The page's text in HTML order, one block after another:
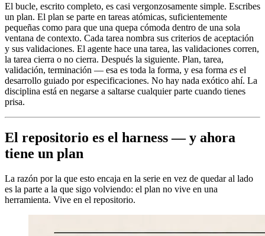
El bucle, escrito completo, es casi vergonzosamente simple. Escribes
un plan. El plan se parte en tareas atómicas, suficientemente
pequeñas como para que una quepa cómoda dentro de una sola
ventana de contexto. Cada tarea nombra sus criterios de aceptación
y sus validaciones. El agente hace una tarea, las validaciones corren,
la tarea cierra o no cierra. Después la siguiente. Plan, tarea,
validación, terminación — esa es toda la forma, y esa forma es el
desarrollo guiado por especificaciones. No hay nada exótico ahí. La
disciplina está en negarse a saltarse cualquier parte cuando tienes
prisa.
El repositorio es el harness — y ahora
tiene un plan
La razón por la que esto encaja en la serie en vez de quedar al lado
es la parte a la que sigo volviendo: el plan no vive en una
herramienta. Vive en el repositorio.